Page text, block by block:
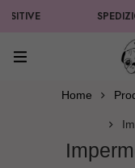
Home